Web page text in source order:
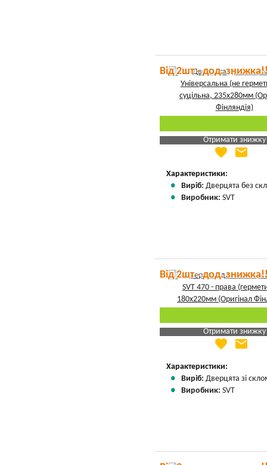
Від 2шт - дод.
Отримати знижку
Яка Ваша ціна
favorite email
Характеристики:
Виріб: Дверцята без
Виробник: SVT
Від 2шт - дод.
Отримати знижку
Яка Ваша ціна
favorite email
Характеристики:
Виріб: Дверцята зі
Виробник: SVT